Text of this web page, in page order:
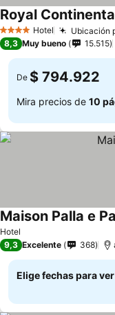
4 EstrellasHotel Ubicación
Royal
8,3 Muy bueno 15.515
De $ 794.922
Mira precios de 10
Hotel
Maison Palla e
9,3 Excelente 368
Elige fechas para